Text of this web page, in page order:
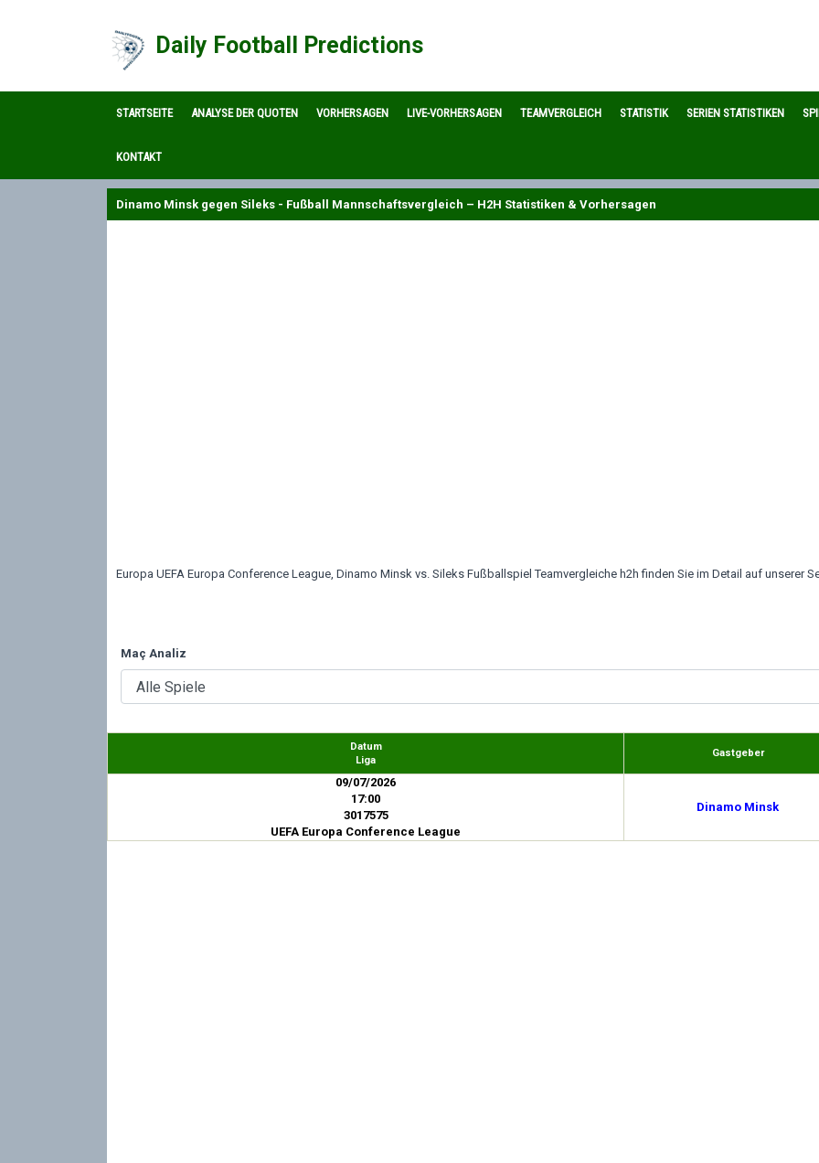
Daily Football Predictions
STARTSEITE ANALYSE DER QUOTEN VORHERSAGEN LIVE-VORHERSAGEN TEAMVERGLEICH STATISTIK SERIEN STATISTIKEN
KONTAKT
Dinamo Minsk gegen Sileks - Fußball Mannschaftsvergleich – H2H Statistiken & Vorhersagen
Europa UEFA Europa Conference League, Dinamo Minsk vs. Sileks Fußballspiel Teamvergleiche h2h finden Sie im Detail auf unserer
Maç Analiz
Datum
Liga
Gastgeber
09/07/2026
17:00
3017575
UEFA Europa Conference League
Dinamo Minsk